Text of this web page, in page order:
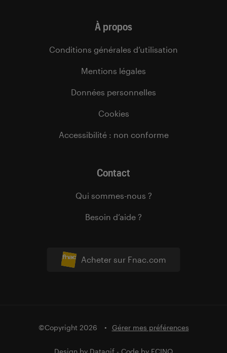
Acheter sur Fnac.com
À propos
Conditions générales d’utilisation
Mentions légales
Données personnelles
Cookies
Accessibilité : non conforme
Contact
Qui sommes-nous ?
Besoin d’aide ?
©Copyright 2026 Gérer mes préférences